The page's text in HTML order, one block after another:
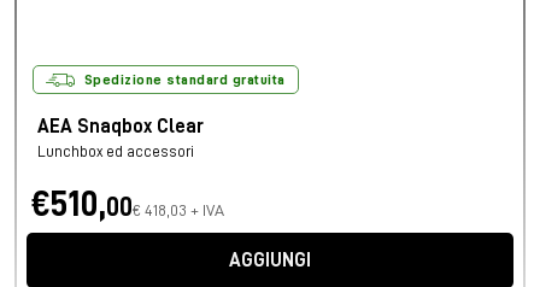
Spedizione standard gratuita
AEA Snaqbox Clear
Lunchbox ed accessori
€510,00€ 418,03 + IVA
AGGIUNGI